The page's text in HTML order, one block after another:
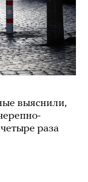
выяснили,
раза